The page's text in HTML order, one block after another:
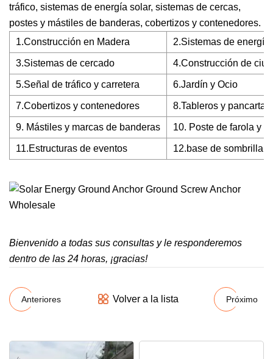
tráfico, sistemas de energía solar, sistemas de cercas,
postes y mástiles de banderas, cobertizos y contenedores.
1.Construcción en Madera
2.Sistemas de energía
3.Sistemas de cercado 4.Construcción de
5.Señal de tráfico y carretera 6.Jardín y Ocio
7.Cobertizos y contenedores 8.Tableros y pancartas
9. Mástiles y marcas de banderas 10. Poste de farola y
11.Estructuras de eventos 12.base de sombrilla
Bienvenido a todas sus consultas y le responderemos
dentro de las 24 horas, ¡gracias!
Anteriores Volver a la lista Próximo